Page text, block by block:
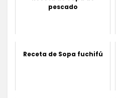
pescado
Receta de Sopa fuchifú